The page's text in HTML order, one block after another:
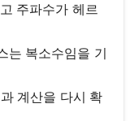
주파수가 헤르
는 복소수임을 기
계산을 다시 확